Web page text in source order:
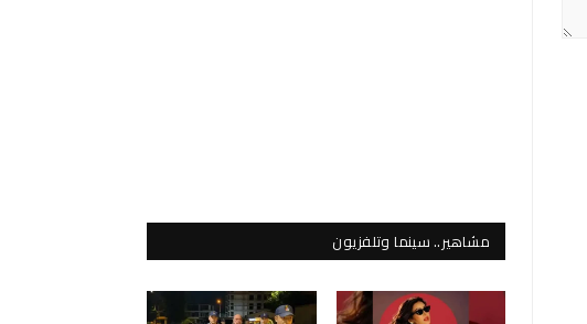
مشاهير.. سينما وتلفزيون